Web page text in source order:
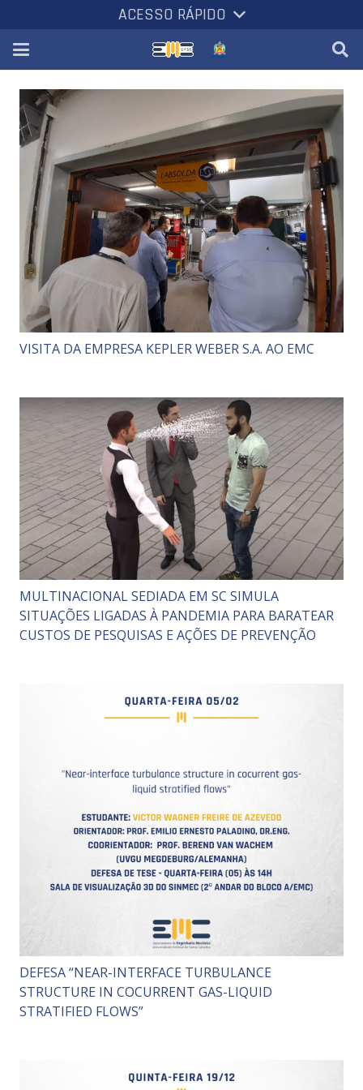
ACESSO RÁPIDO
VISITA DA EMPRESA KEPLER WEBER S.A. AO EMC
MULTINACIONAL SEDIADA EM SC SIMULA
SITUAÇÕES LIGADAS À PANDEMIA PARA BARATEAR
CUSTOS DE PESQUISAS E AÇÕES DE PREVENÇÃO
DEFESA “NEAR-INTERFACE TURBULANCE
STRUCTURE IN COCURRENT GAS-LIQUID
STRATIFIED FLOWS”